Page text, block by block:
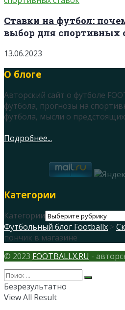
Ставки на футбол:
выбор для спортивных
13.06.2023
О блоге
Авторский сайт о футболе
футбола, прогнозы на
футбола, мысли о
Подробнее...
Категории
Категории
Футбольный блог Footballx >
пончик в магазине
© 2023 FOOTBALLX.RU -
Безрезультатно
View All Result